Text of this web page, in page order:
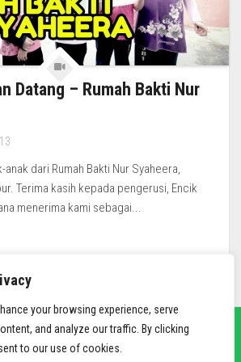
your browsing experience, serve
and analyze our traffic. By clicking
to our use of cookies.
Datang – Rumah Bakti Nur
anak dari Rumah Bakti Nur Syaheera,
Terima kasih kepada pengerusi, Encik
menerima kami sebagai...
sief3r.com